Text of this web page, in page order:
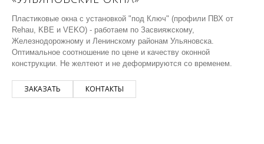
Пластиковые окна с установкой "под Ключ" (профили ПВХ от
Rehau, KBE и VEKO) - работаем по Засвияжскому,
Железнодорожному и Ленинскому районам Ульяновска.
Оптимальное соотношение по цене и качеству оконной
конструкции. Не желтеют и не деформируются со временем.
ЗАКАЗАТЬ КОНТАКТЫ